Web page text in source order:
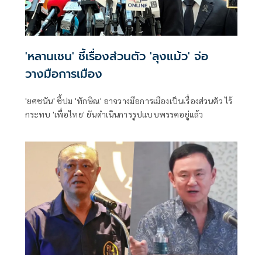
'หลานเชน' ชี้เรื่องส่วนตัว 'ลุงแม้ว' จ่อ
วางมือการเมือง
'ยศชนัน' ชี้ปม 'ทักษิณ' อาจวางมือการเมืองเป็นเรื่องส่วนตัว ไร้
กระทบ 'เพื่อไทย' ยันดำเนินการรูปแบบพรรคอยู่แล้ว